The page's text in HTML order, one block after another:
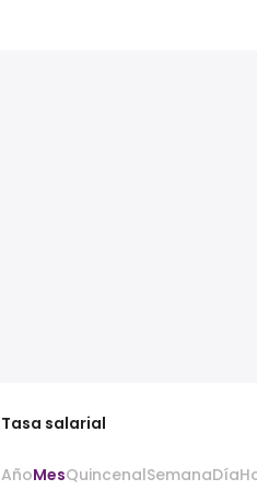
Tasa salarial
AñoMesQuincenalSemanaDía